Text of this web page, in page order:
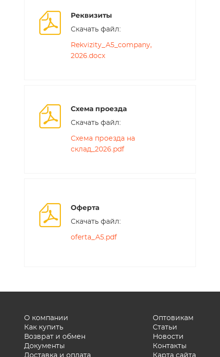
Реквизиты
Скачать файл:
Rekvizity_A5_company,
2026.docx
Схема проезда
Скачать файл:
Схема проезда на
склад_2026.pdf
Оферта
Скачать файл:
oferta_A5.pdf
О компании
Как купить
Возврат и обмен
Документы
Доставка и оплата
Оптовикам
Статьи
Новости
Контакты
Карта сайта